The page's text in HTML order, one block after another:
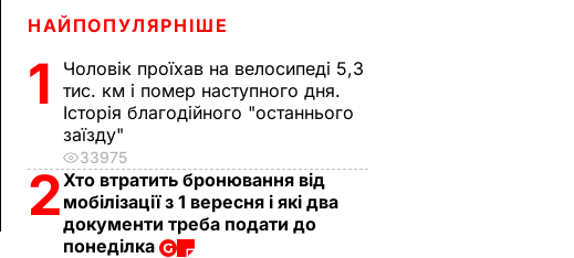
НАЙПОПУЛЯРНІШЕ
1
Чоловік проїхав на велосипеді 5,3
тис. км і помер наступного дня.
Історія благодійного "останнього
заїзду"
33975
2Хто втратить бронювання від
мобілізації з 1 вересня і які два
документи треба подати до
понеділка